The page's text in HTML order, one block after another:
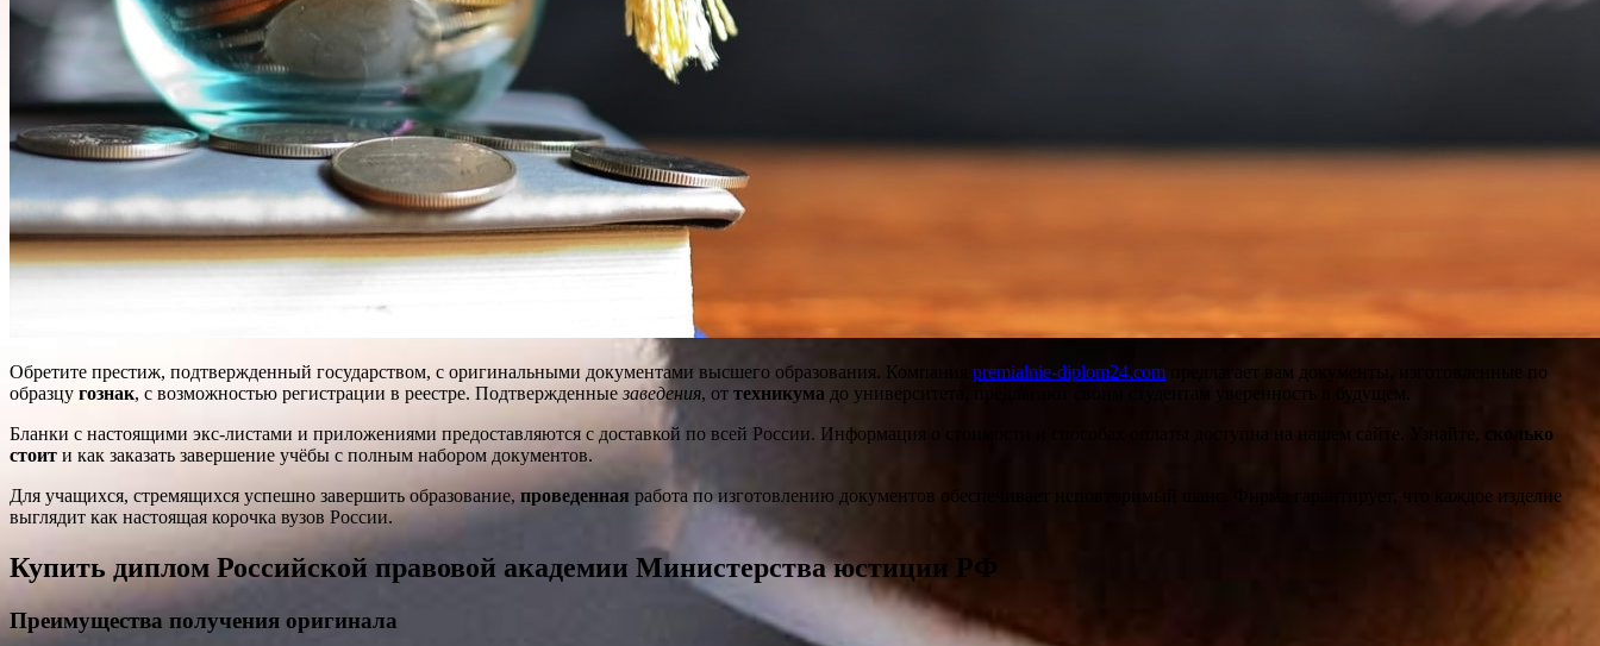
Обретите престиж, подтвержденный государством, с оригинальными документами высшего образования. Компания premialnie-diplom24.com предлагает вам документы, изготовленные по
образцу гознак, с возможностью регистрации в реестре. Подтвержденныезаведения, от техникума до университета, предлагают своим студентам уверенность в будущем.
Бланки с настоящими экс-листами и приложениями предоставляются с доставкой по всей России. Информация о стоимости и способах оплаты доступна на нашем сайте. Узнайте,
сколько
стоит и как заказать завершение учёбы с полным набором документов.
Для учащихся, стремящихся успешно завершить образование, проведенная работа по изготовлению документов обеспечивает неповторимый шанс. Фирма гарантирует, что каждое изделие
выглядит как настоящая корочка вузов России.
Купить диплом Российской правовой академии Министерства юстиции РФ
Преимущества получения оригинала